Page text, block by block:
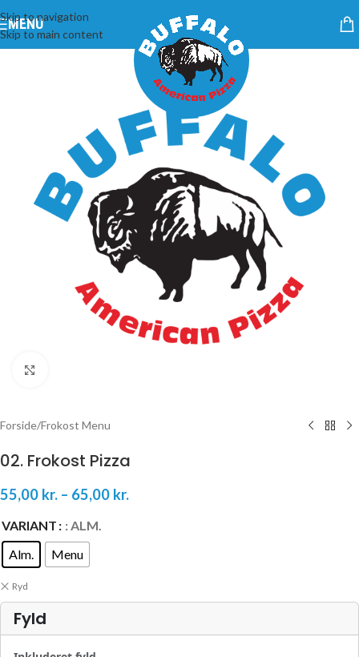
Skip to navigation
Skip to main content
MENU
Forside/Frokost Menu
02. Frokost Pizza
55,00 kr. – 65,00 kr.
VARIANT
: ALM.
Alm.
Menu
Ryd